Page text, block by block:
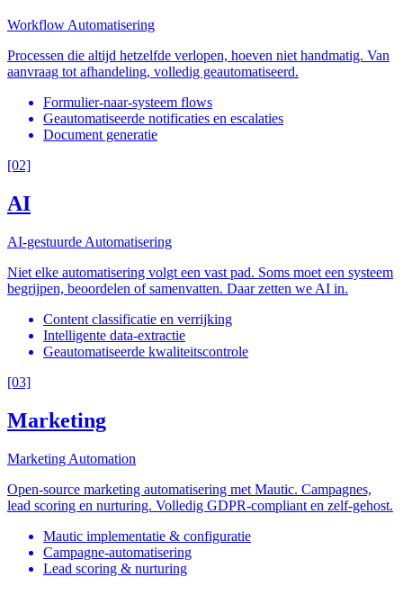
Workflow Automatisering
Processen die altijd hetzelfde verlopen, hoeven niet handmatig. Van
aanvraag tot afhandeling, volledig geautomatiseerd.
Formulier-naar-systeem flows
Geautomatiseerde notificaties en escalaties
Document generatie
[02]
AI
AI-gestuurde Automatisering
Niet elke automatisering volgt een vast pad. Soms moet een systeem
begrijpen, beoordelen of samenvatten. Daar zetten we AI in.
Content classificatie en verrijking
Intelligente data-extractie
Geautomatiseerde kwaliteitscontrole
[03]
Marketing
Marketing Automation
Open-source marketing automatisering met Mautic. Campagnes,
lead scoring en nurturing. Volledig GDPR-compliant en zelf-gehost.
Mautic implementatie & configuratie
Campagne-automatisering
Lead scoring & nurturing